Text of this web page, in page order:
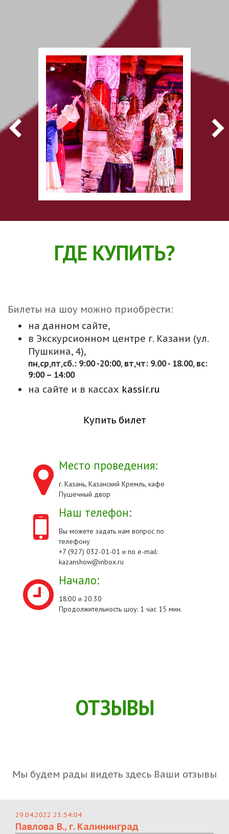
ГДЕ КУПИТЬ?
Билеты на шоу можно приобрести:
на данном сайте,
в Экскурсионном центре г. Казани (ул.
Пушкина, 4),
пн,cр,пт,сб.: 9:00 -20:00, вт,чт: 9.00 - 18.00, вс:
9:00 – 14:00
на сайте и в кассах kassir.ru
Купить билет
Место проведения:
г. Казань, Казанский Кремль, кафе
Пушечный двор
Наш телефон:
Вы можете задать нам вопрос по
телефону
+7 (927) 032-01-01 и по e-mail:
kazanshow@inbox.ru
Начало:
18:00 и 20.30
Продолжительность шоу: 1 час 15 мин.
ОТЗЫВЫ
Мы будем рады видеть здесь Ваши отзывы
29.04.2022 23:54:04
Павлова В., г. Калининград